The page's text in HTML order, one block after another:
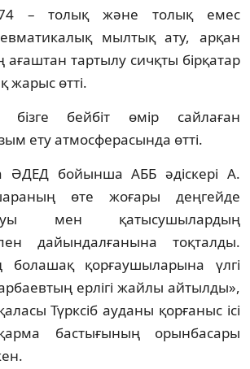
74 – толық және толық емес
мылтық ату, арқан
ағаштан тартылу сичқты бірқатар
жарыс өтті.
бейбіт өмір сайлаған
ету атмосферасында өтті.
ӘДЕД бойынша АББ әдіскері А.
өте жоғары деңгейде
мен қатысушылардың
дайындалғанына тоқталды.
болашақ қорғаушыларына үлгі
ерлігі жайлы айтылды»,
Түрксіб ауданы қорғаныс ісі
бастығының орынбасары